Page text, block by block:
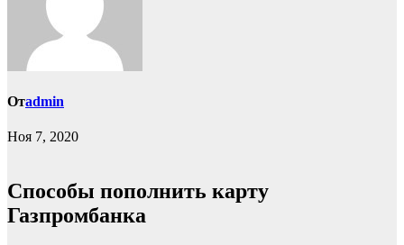
Отadmin
Ноя 7, 2020
Способы пополнить карту
Газпромбанка